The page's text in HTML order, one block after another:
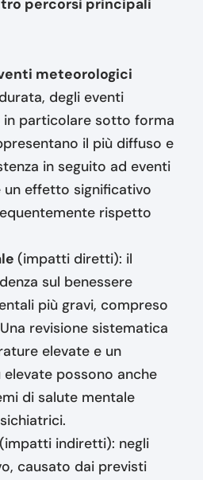
percorsi principali
meteorologici
degli eventi
in particolare sotto forma
il più diffuso e
in seguito ad eventi
un effetto significativo
rispetto
(impatti diretti): il
sul benessere
più gravi, compreso
revisione sistematica
elevate e un
possono anche
di salute mentale
(impatti indiretti): negli
causato dai previsti